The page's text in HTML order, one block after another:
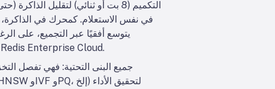
المجموعات عادةً ما تكون أصغر من منصات المتجهات المخصصة. Redis متاح كمصدر مفتوح أو من خلال Redis Enterprise Cloud.